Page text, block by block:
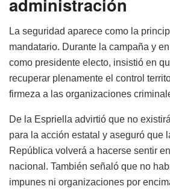
La seguridad aparece como la
mandatario. Durante la campaña y
como presidente electo, insistió en
recuperar plenamente el control
firmeza a las organizaciones
De la Espriella advirtió que no
para la acción estatal y aseguró que
República volverá a hacerse sentir
nacional. También señaló que no
impunes ni organizaciones por